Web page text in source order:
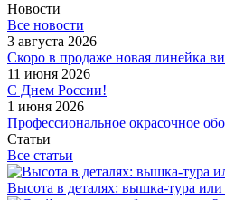
Новости
Все новости
3 августа 2026
Скоро в продаже новая линейка
11 июня 2026
С Днем России!
1 июня 2026
Профессиональное окрасочное
Статьи
Все статьи
Высота в деталях: вышка-тура или